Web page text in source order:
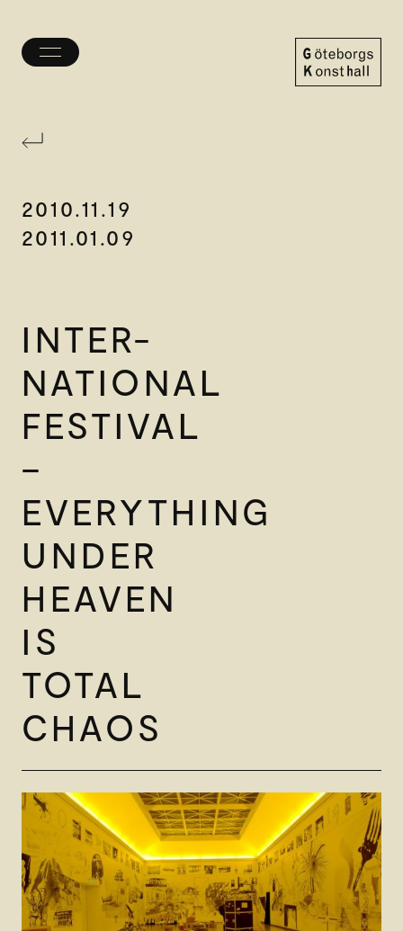
Öppna/stäng
2010.11.19
2011.01.09
INTER-
NATIONAL
FESTIVAL
–
EVERYTHING
UNDER
HEAVEN
IS
TOTAL
CHAOS